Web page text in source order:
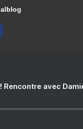
avec